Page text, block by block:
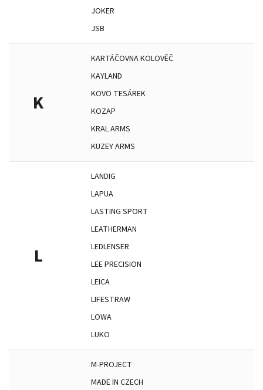
JOKER
JSB
K
KARTÁČOVNA KOLOVĚČ
KAYLAND
KOVO TESÁREK
KOZAP
KRAL ARMS
KUZEY ARMS
L
LANDIG
LAPUA
LASTING SPORT
LEATHERMAN
LEDLENSER
LEE PRECISION
LEICA
LIFESTRAW
LOWA
LUKO
M-PROJECT
MADE IN CZECH